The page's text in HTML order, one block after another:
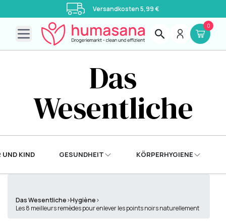
Versandkosten 5,99 €
Open main menu
0
Das
Wesentliche
KIND GESUNDHEIT KÖRPERHYGIENE
Das Wesentliche›Hygiène›
Les 8 meilleurs remèdes pour enlever les points noirs naturellement